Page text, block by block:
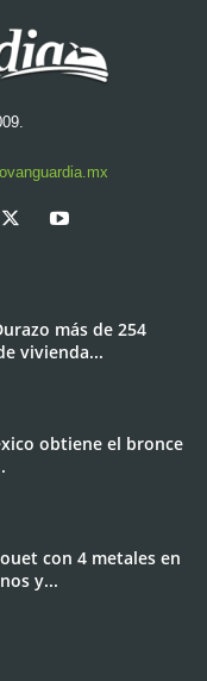
más de 254
vivienda...
obtiene el bronce
con 4 metales en
y...